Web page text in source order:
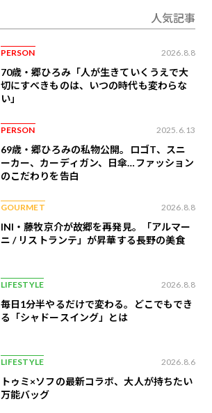
人気記事
PERSON 2026.8.8
70歳・郷ひろみ「人が生きていくうえで大
切にすべきものは、いつの時代も変わらな
い」
PERSON 2025.6.13
69歳・郷ひろみの私物公開。ロゴT、スニ
ーカー、カーディガン、日傘…ファッション
のこだわりを告白
GOURMET 2026.8.8
INI・藤牧京介が故郷を再発見。「アルマー
ニ / リストランテ」が昇華する長野の美食
LIFESTYLE 2026.8.8
毎日1分半やるだけで変わる。どこでもでき
る「シャドースイング」とは
LIFESTYLE 2026.8.6
トゥミ×ソフの最新コラボ、大人が持ちたい
万能バッグ